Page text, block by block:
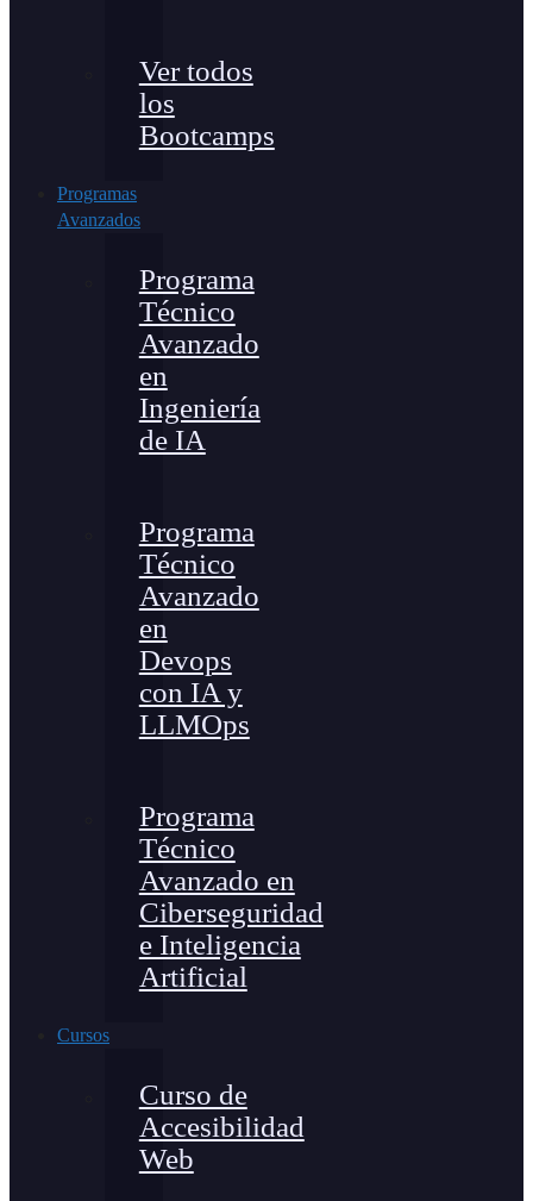
Ver todos
los
Bootcamps
Programas
Avanzados
Programa
Técnico
Avanzado
en
Ingeniería
de IA
Programa
Técnico
Avanzado
en
Devops
con IA y
LLMOps
Programa
Técnico
Avanzado en
Ciberseguridad
e Inteligencia
Artificial
Cursos
Curso de
Accesibilidad
Web